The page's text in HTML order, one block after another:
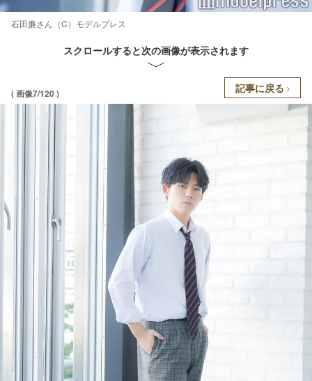
石田廉さん（C）モデルプレス
スクロールすると次の画像が表示されます
( 画像7/120 ) 記事に戻る